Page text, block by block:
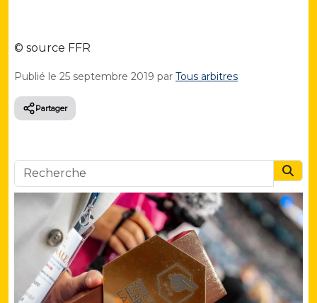
© source FFR
Publié le 25 septembre 2019 par Tous arbitres
Partager